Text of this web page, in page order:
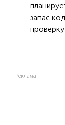
запас
Реклама